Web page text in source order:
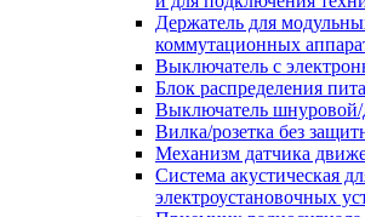
Держатель для
коммутационных
Выключатель с
Блок распределения
Выключатель
Вилка/розетка без
Механизм датчика
Система акустическая
электроустановочных